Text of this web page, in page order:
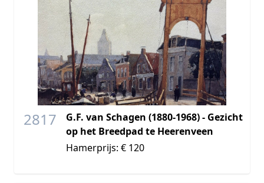
2817
G.F. van Schagen (1880-1968) - Gezicht
op het Breedpad te Heerenveen
Hamerprijs: € 120